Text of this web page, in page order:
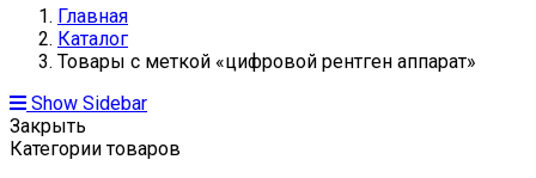
Главная
Каталог
Товары с меткой «цифровой рентген аппарат»
Show Sidebar
Закрыть
Категории товаров